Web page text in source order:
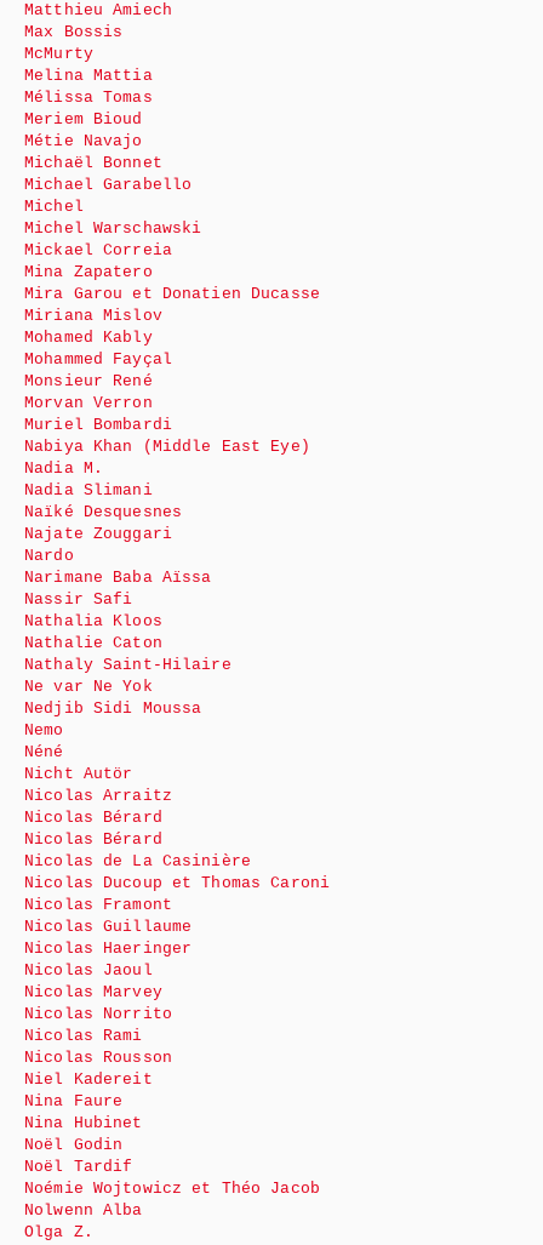
Matthieu Amiech
Max Bossis
McMurty
Melina Mattia
Mélissa Tomas
Meriem Bioud
Métie Navajo
Michaël Bonnet
Michael Garabello
Michel
Michel Warschawski
Mickael Correia
Mina Zapatero
Mira Garou et Donatien Ducasse
Miriana Mislov
Mohamed Kably
Mohammed Fayçal
Monsieur René
Morvan Verron
Muriel Bombardi
Nabiya Khan (Middle East Eye)
Nadia M.
Nadia Slimani
Naïké Desquesnes
Najate Zouggari
Nardo
Narimane Baba Aïssa
Nassir Safi
Nathalia Kloos
Nathalie Caton
Nathaly Saint-Hilaire
Ne var Ne Yok
Nedjib Sidi Moussa
Nemo
Néné
Nicht Autör
Nicolas Arraitz
Nicolas Bérard
Nicolas Bérard
Nicolas de La Casinière
Nicolas Ducoup et Thomas Caroni
Nicolas Framont
Nicolas Guillaume
Nicolas Haeringer
Nicolas Jaoul
Nicolas Marvey
Nicolas Norrito
Nicolas Rami
Nicolas Rousson
Niel Kadereit
Nina Faure
Nina Hubinet
Noël Godin
Noël Tardif
Noémie Wojtowicz et Théo Jacob
Nolwenn Alba
Olga Z.